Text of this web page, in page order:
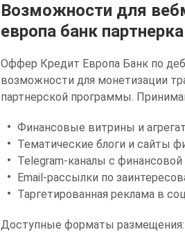
Возможности для
европа банк партнерка
Оффер Кредит Европа Банк по
возможности для монетизации
партнерской программы.
Финансовые витрины и
Тематические блоги и сайты
Telegram-каналы с
Email-рассылки по
Таргетированная реклама в
Доступные форматы размещения: